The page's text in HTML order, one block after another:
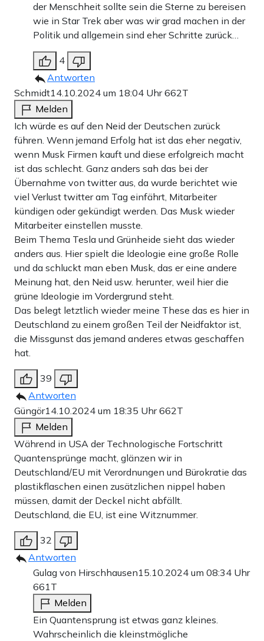
der Menschheit sollte sein die Sterne zu bereisen
wie in Star Trek aber was wir grad machen in der
Politik und allgemein sind eher Schritte zurück…
4
Antworten
Schmidt14.10.2024 um 18:04 Uhr662T
Melden
Ich würde es auf den Neid der Deutschen zurück
führen. Wenn jemand Erfolg hat ist das eher negativ,
wenn Musk Firmen kauft und diese erfolgreich macht
ist das schlecht. Ganz anders sah das bei der
Übernahme von twitter aus, da wurde berichtet wie
viel Verlust twitter am Tag einfährt, Mitarbeiter
kündigen oder gekündigt werden. Das Musk wieder
Mitarbeiter einstellen musste.
Beim Thema Tesla und Grünheide sieht das wieder
anders aus. Hier spielt die Ideologie eine große Rolle
und da schluckt man eben Musk, das er eine andere
Meinung hat, den Neid usw. herunter, weil hier die
grüne Ideologie im Vordergrund steht.
Das belegt letztlich wieder meine These das es hier in
Deutschland zu einem großen Teil der Neidfaktor ist,
die Missgunst das jemand anderes etwas geschaffen
hat.
39
Antworten
Güngör14.10.2024 um 18:35 Uhr662T
Melden
Während in USA der Technologische Fortschritt
Quantensprünge macht, glänzen wir in
Deutschland/EU mit Verordnungen und Bürokratie das
plastikflaschen einen zusätzlichen nippel haben
müssen, damit der Deckel nicht abfällt.
Deutschland, die EU, ist eine Witznummer.
32
Antworten
Gulag von Hirschhausen15.10.2024 um 08:34 Uhr
661T
Melden
Ein Quantensprung ist etwas ganz kleines.
Wahrscheinlich die kleinstmögliche